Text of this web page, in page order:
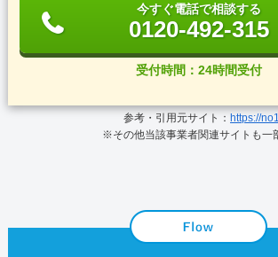
今すぐ電話で相談する
0120-492-315
受付時間：24時間受付
参考・引用元サイト： https://
※その他当該事業者関連サイトも一